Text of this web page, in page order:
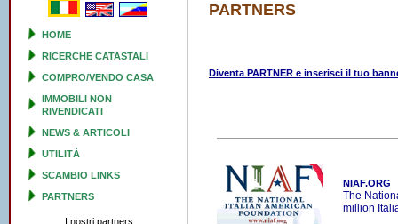
HOME
RICERCHE CATASTALI
COMPRO/VENDO CASA
IMMOBILI NON
RIVENDICATI
NEWS & ARTICOLI
UTILITÀ
SCAMBIO LINKS
PARTNERS
I nostri partners
PARTNERS
Diventa PARTNER e inserisci il tuo
NIAF.ORG
The
million